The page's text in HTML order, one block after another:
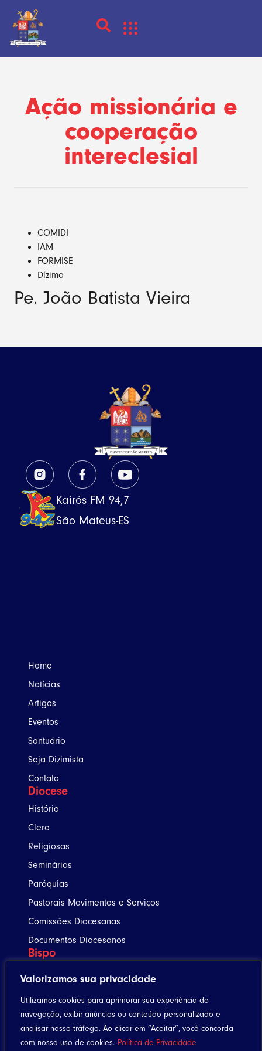
Valorizamos sua privacidade
Utilizamos cookies para aprimorar sua experiência de
navegação, exibir anúncios ou conteúdo personalizado e
analisar nosso tráfego. Ao clicar em “Aceitar”, você concorda
com nosso uso de cookies. Política de Privacidade
Ação missionária e
cooperação
intereclesial
COMIDI
IAM
FORMISE
Dízimo
Pe. João Batista Vieira
Kairós FM 94,7
São Mateus-ES
Home
Notícias
Artigos
Eventos
Santuário
Seja Dizimista
Contato
Diocese
História
Clero
Religiosas
Seminários
Paróquias
Pastorais Movimentos e Serviços
Comissões Diocesanas
Documentos Diocesanos
Bispo
Utilitários
Celebrando a Vida